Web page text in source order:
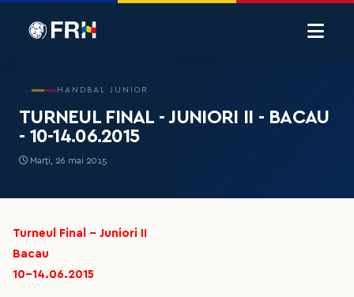
HANDBAL JUNIOR
TURNEUL FINAL - JUNIORI II - BACAU
- 10-14.06.2015
Marți, 26 mai 2015
Turneul Final - Juniori II
Bacau
10-14.06.2015